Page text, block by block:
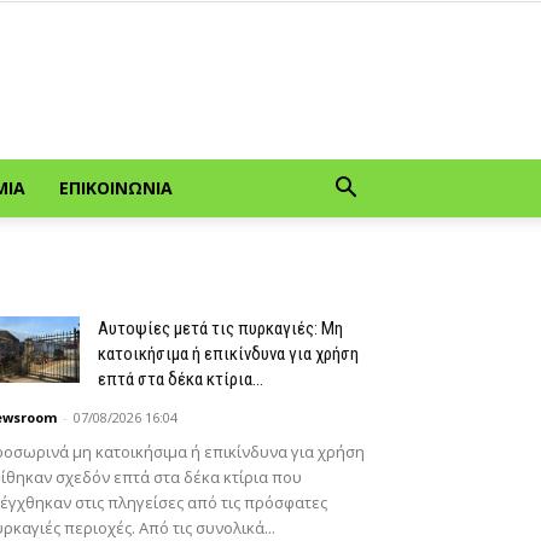
ΕΠΙΚΟΙΝΩΝΊΑ
Αυτοψίες μετά τις πυρκαγιές: Μη
κατοικήσιμα ή επικίνδυνα για χρήση
επτά στα δέκα κτίρια...
- 07/08/2026 16:04
μη κατοικήσιμα ή επικίνδυνα για χρήση
σχεδόν επτά στα δέκα κτίρια που
στις πληγείσες από τις πρόσφατες
περιοχές. Από τις συνολικά...